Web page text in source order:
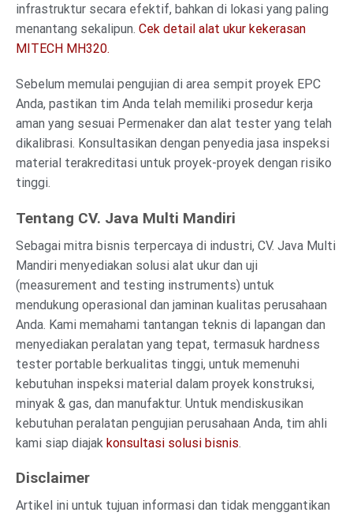
infrastruktur secara efektif, bahkan di lokasi yang paling
menantang sekalipun. Cek detail alat ukur kekerasan
MITECH MH320.
Sebelum memulai pengujian di area sempit proyek EPC
Anda, pastikan tim Anda telah memiliki prosedur kerja
aman yang sesuai Permenaker dan alat tester yang telah
dikalibrasi. Konsultasikan dengan penyedia jasa inspeksi
material terakreditasi untuk proyek-proyek dengan risiko
tinggi.
Tentang CV. Java Multi Mandiri
Sebagai mitra bisnis terpercaya di industri, CV. Java Multi
Mandiri menyediakan solusi alat ukur dan uji
(measurement and testing instruments) untuk
mendukung operasional dan jaminan kualitas perusahaan
Anda. Kami memahami tantangan teknis di lapangan dan
menyediakan peralatan yang tepat, termasuk hardness
tester portable berkualitas tinggi, untuk memenuhi
kebutuhan inspeksi material dalam proyek konstruksi,
minyak & gas, dan manufaktur. Untuk mendiskusikan
kebutuhan peralatan pengujian perusahaan Anda, tim ahli
kami siap diajak konsultasi solusi bisnis.
Disclaimer
Artikel ini untuk tujuan informasi dan tidak menggantikan